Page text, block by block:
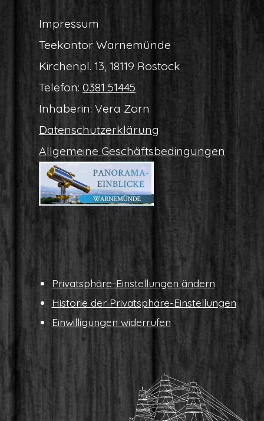
Impres­sum
Tee­kon­tor Warnemünde
Kir­chen­pl. 13, 18119 Rostock
Tele­fon: 0381 51445
Inha­be­rin: Vera Zorn
Daten­schutz­er­klä­rung
All­ge­mei­ne Geschäftsbedingungen
Pri­vat­sphä­re-Ein­stel­lun­gen ändern
His­to­rie der Privatsphäre-Einstellungen
Ein­wil­li­gun­gen widerrufen